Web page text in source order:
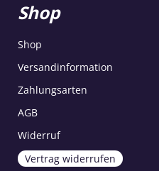
Shop
Shop
Versandinformation
Zahlungsarten
AGB
Widerruf
Vertrag widerrufen